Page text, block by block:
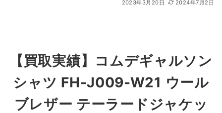
2023年3月20日 2024年7月2日
【買取実績】コムデギャルソン
シャツ FH-J009-W21 ウール
ブレザー テーラードジャケッ